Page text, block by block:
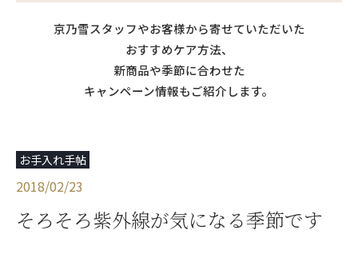
京乃雪スタッフやお客様から寄せていただいた
おすすめケア方法、
新商品や季節に合わせた
キャンペーン情報もご紹介します。
お手入れ手帖
2018/02/23
そろそろ紫外線が気になる季節です